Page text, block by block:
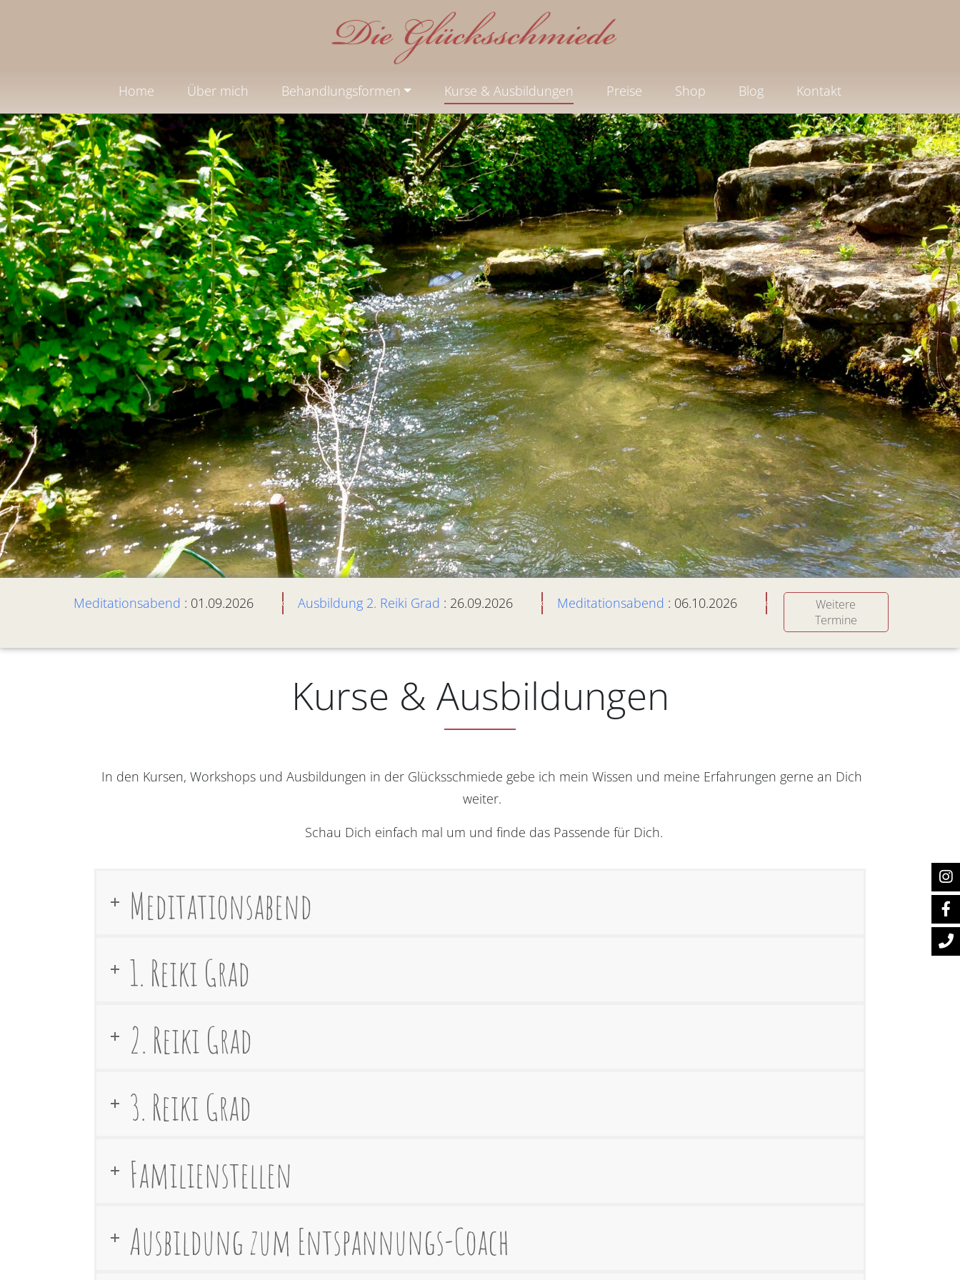
Home Über mich Behandlungsformen Kurse & Ausbildungen Preise Shop Blog Kontakt
Meditationsabend : 01.09.2026 Ausbildung 2. Reiki Grad : 26.09.2026 Meditationsabend : 06.10.2026
Weitere
Termine
Kurse & Ausbildungen
In den Kursen, Workshops und Ausbildungen in der Glücksschmiede gebe ich mein Wissen und meine Erfahrungen gerne an Dich
weiter.
Schau Dich einfach mal um und finde das Passende für Dich.
Meditationsabend
1. Reiki Grad
2. Reiki Grad
3. Reiki Grad
Familienstellen
Ausbildung zum Entspannungs-Coach